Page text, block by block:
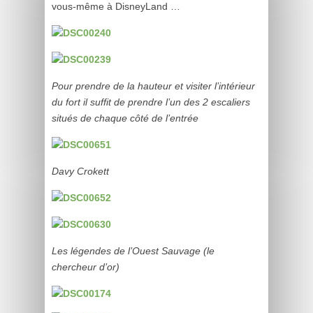
vous-même à DisneyLand …
Pour prendre de la hauteur et visiter l’intérieur
du fort il suffit de prendre l’un des 2 escaliers
situés de chaque côté de l’entrée
Davy Crokett
Les légendes de l’Ouest Sauvage (le
chercheur d’or)